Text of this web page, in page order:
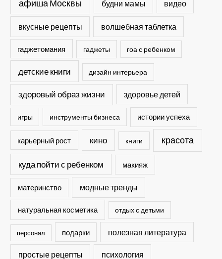
афиша Москвы будни мамы видео
вкусные рецепты волшебная таблетка
гаджетомания гаджеты гоа с ребенком
детские книги дизайн интерьера
здоровый образ жизни здоровье детей
игры инструменты бизнеса истории успеха
карьерный рост кино книги красота
куда пойти с ребенком макияж
материнство модные тренды
натуральная косметика отдых с детьми
персонал подарки полезная литература
простые рецепты психология